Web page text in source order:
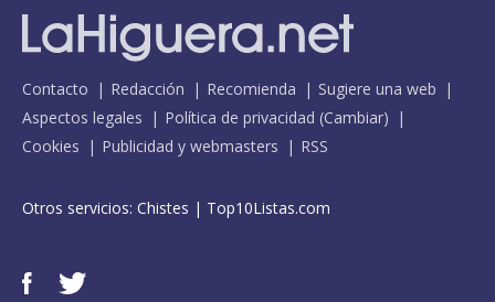
Contacto Redacción Recomienda
Sugiere una web
Aspectos legales
Política de privacidad (Cambiar)
Cookies
Publicidad y webmasters RSS
Otros servicios: Chistes | Top10Listas.com